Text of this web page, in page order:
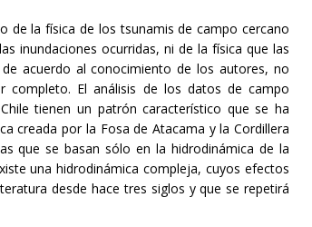
de la física de los tsunamis de campo cercano
inundaciones ocurridas, ni de la física que las
acuerdo al conocimiento de los autores, no
completo. El análisis de los datos de campo
tienen un patrón característico que se ha
creada por la Fosa de Atacama y la Cordillera
que se basan sólo en la hidrodinámica de la
una hidrodinámica compleja, cuyos efectos
desde hace tres siglos y que se repetirá